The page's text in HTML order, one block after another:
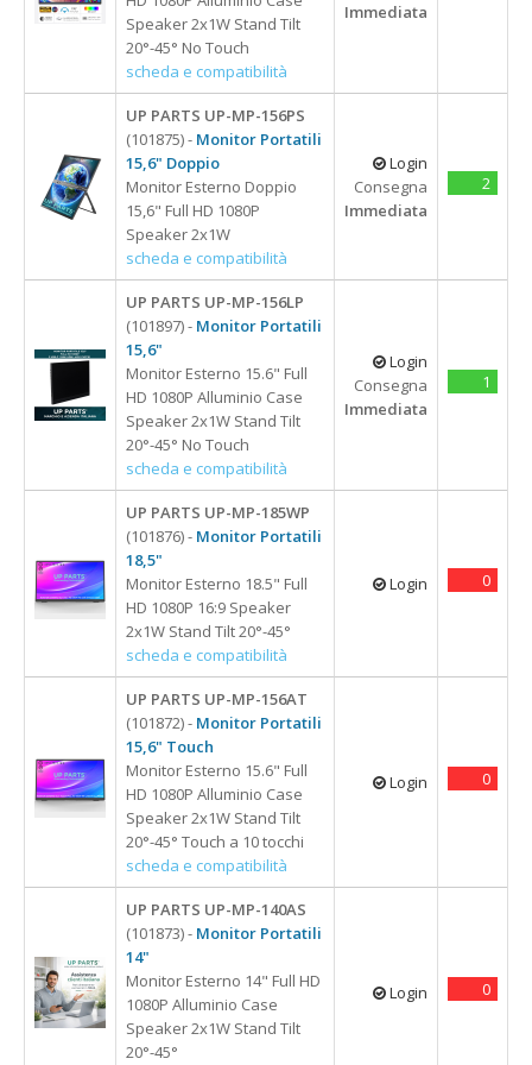
18.4
8 Cm
Ventole Notebook
DELL
HP
LENOVO
SAMSUNG
SONY
TOSHIBA
Batterie Per Tablet
APPLE
SAMSUNG
Docking Station
USB-C - TYPE-C
TopCase Notebook
DELL
HP
LENOVO
Monitor Portatili
14" Touch
15,6" Doppio
15,6" Touch
Type C
Type C
USB 3.0
Gruppi Di Continuità
Batteria UPS
Lettore Barcode
USB
Adattatori
Card Reader & HUB
Cavetteria
Gruppi di Continuità
Mouse e Tastiere
Alimentatori
Alimentatori dedicati
Batterie notebook
Batterie per Tablet
Docking station
Monitor Portatili
Schermi notebook
Schermi SmartPhone
Tastiere
Tastiere notebook
TopCase Notebook
Ventole desktop
Ventole notebook
Memorie
SSD
Web Cam
Accessori per Notebook
Speaker 2x1W Stand Tilt
20°-45° No Touch
scheda e compatibilità
Immediata
UP PARTS UP-MP-156PS
(101875) - Monitor Portatili
15,6" Doppio
Monitor Esterno Doppio
15,6" Full HD 1080P
Speaker 2x1W
scheda e compatibilità
Login
Consegna
Immediata
2
UP PARTS UP-MP-156LP
(101897) - Monitor Portatili
15,6"
Monitor Esterno 15.6" Full
HD 1080P Alluminio Case
Speaker 2x1W Stand Tilt
20°-45° No Touch
scheda e compatibilità
Login
Consegna
Immediata
1
UP PARTS UP-MP-185WP
(101876) - Monitor Portatili
18,5"
Monitor Esterno 18.5" Full
HD 1080P 16:9 Speaker
2x1W Stand Tilt 20°-45°
scheda e compatibilità
Login 0
UP PARTS UP-MP-156AT
(101872) - Monitor Portatili
15,6" Touch
Monitor Esterno 15.6" Full
HD 1080P Alluminio Case
Speaker 2x1W Stand Tilt
20°-45° Touch a 10 tocchi
scheda e compatibilità
Login 0
UP PARTS UP-MP-140AS
(101873) - Monitor Portatili
14"
Monitor Esterno 14" Full HD
1080P Alluminio Case
Speaker 2x1W Stand Tilt
20°-45°
Login 0